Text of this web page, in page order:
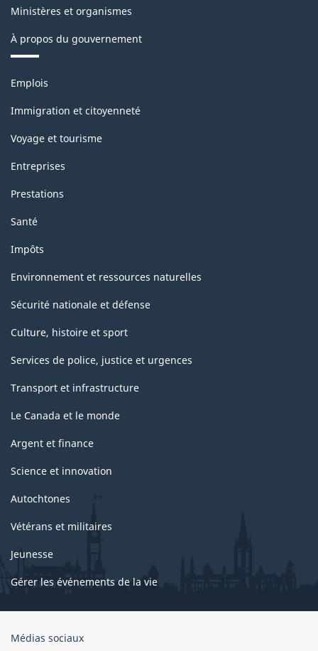
Ministères et organismes
À propos du gouvernement
Thèmes
sujets
Emplois
Immigration et citoyenneté
Voyage et tourisme
Entreprises
Prestations
Santé
Impôts
Environnement et ressources naturelles
Sécurité nationale et défense
Culture, histoire et sport
Services de police, justice et urgences
Transport et infrastructure
Le Canada et le monde
Argent et finance
Science et innovation
Autochtones
Vétérans et militaires
Jeunesse
Gérer les événements de la vie
Organisation
Médias sociaux